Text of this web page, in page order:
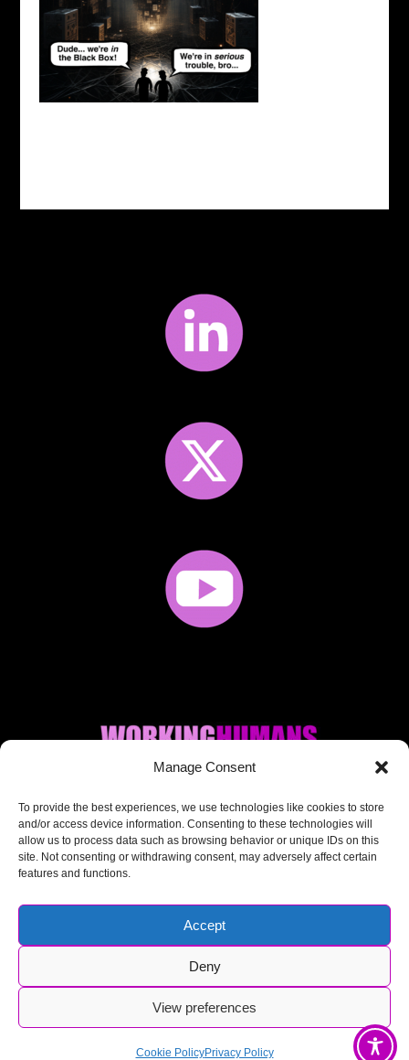
Manage Consent
To provide the best experiences, we use technologies like cookies to store
and/or access device information. Consenting to these technologies will
allow us to process data such as browsing behavior or unique IDs on this
site. Not consenting or withdrawing consent, may adversely affect certain
features and functions.
Accept
Deny
View preferences
Cookie PolicyPrivacy Policy
Where AI + Human
meet.
© Working Humans 2025-2026